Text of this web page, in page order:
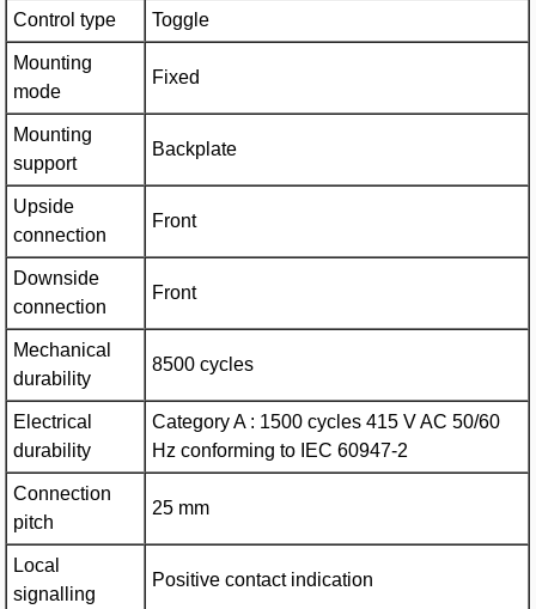
Control type Toggle
Mounting
mode
Fixed
Mounting
support
Backplate
Upside
connection
Front
Downside
connection
Front
Mechanical
durability
8500 cycles
Electrical
durability
Category A : 1500 cycles 415 V AC 50/60
Hz conforming to IEC 60947-2
Connection
pitch
25 mm
Local
signalling
Positive contact indication